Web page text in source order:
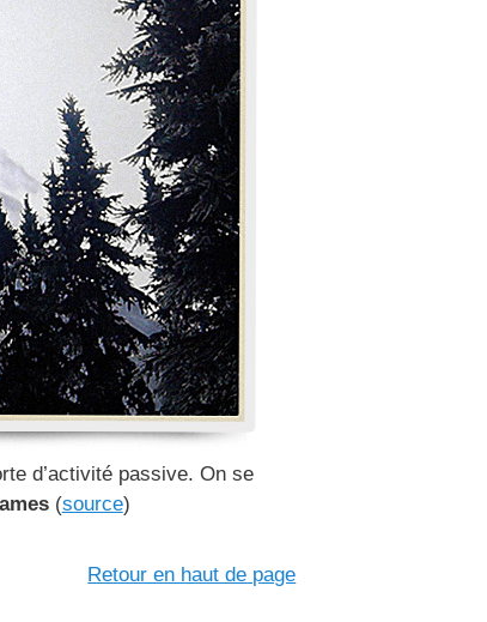
d’activité passive. On se
(source)
Retour en haut de page